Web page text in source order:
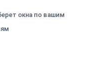
окна по вашим